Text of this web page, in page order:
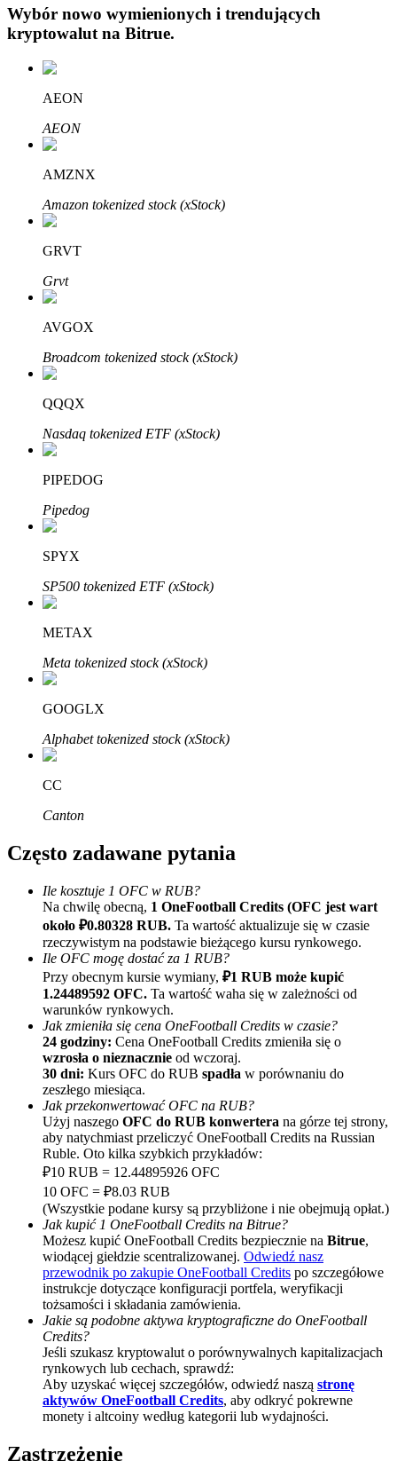
Automatyczna inwestycja
Dowiedz się, jak uzyskać dochód pasywny
Bitrue
Bitruści Partnerzy
Afiliaci Bitrue
Aż do 65% prowizji!
Polecaj
Zaproś przyjaciela, aby otrzymać nagrody pieniężne
BTC Welcome Rewards
BTC Welcome Rewards
Deposit & Trade BTC to Share 25000 USDT prize pool!
Deposit CASHCAT & Win
Share 500000 CASHCAT prize pool
Register & Trade to Win 500,000 USDT
Wybór nowo wymienionych i trendujących
kryptowalut na Bitrue.
AEON
AEON
AMZNX
Amazon tokenized stock (xStock)
GRVT
Grvt
AVGOX
Broadcom tokenized stock (xStock)
QQQX
Nasdaq tokenized ETF (xStock)
PIPEDOG
Pipedog
SPYX
SP500 tokenized ETF (xStock)
METAX
Meta tokenized stock (xStock)
GOOGLX
Alphabet tokenized stock (xStock)
CC
Canton
Często zadawane pytania
Ile kosztuje 1 OFC w RUB?
Na chwilę obecną, 1 OneFootball Credits (OFC jest wart
około ₽0.80328 RUB. Ta wartość aktualizuje się w czasie
rzeczywistym na podstawie bieżącego kursu rynkowego.
Ile OFC mogę dostać za 1 RUB?
Przy obecnym kursie wymiany, ₽1 RUB może kupić
1.24489592 OFC. Ta wartość waha się w zależności od
warunków rynkowych.
Jak zmieniła się cena OneFootball Credits w czasie?
24 godziny: Cena OneFootball Credits zmieniła się o
wzrosła o nieznacznie od wczoraj.
30 dni: Kurs OFC do RUB spadła w porównaniu do
zeszłego miesiąca.
Jak przekonwertować OFC na RUB?
Użyj naszego OFC do RUB konwertera na górze tej strony,
aby natychmiast przeliczyć OneFootball Credits na Russian
Ruble. Oto kilka szybkich przykładów:
₽10 RUB = 12.44895926 OFC
10 OFC = ₽8.03 RUB
(Wszystkie podane kursy są przybliżone i nie obejmują opłat.)
Jak kupić 1 OneFootball Credits na Bitrue?
Możesz kupić OneFootball Credits bezpiecznie na Bitrue,
wiodącej giełdzie scentralizowanej. Odwiedź nasz
przewodnik po zakupie OneFootball Credits po szczegółowe
instrukcje dotyczące konfiguracji portfela, weryfikacji
tożsamości i składania zamówienia.
Jakie są podobne aktywa kryptograficzne do OneFootball
Credits?
Jeśli szukasz kryptowalut o porównywalnych kapitalizacjach
rynkowych lub cechach, sprawdź:
Aby uzyskać więcej szczegółów, odwiedź naszą stronę
aktywów OneFootball Credits, aby odkryć pokrewne
monety i altcoiny według kategorii lub wydajności.
Zastrzeżenie